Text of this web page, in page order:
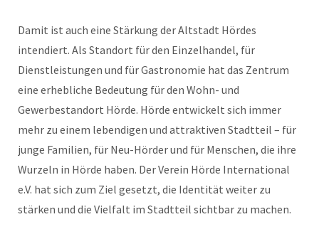
Damit ist auch eine Stärkung der Altstadt Hördes
intendiert. Als Standort für den Einzelhandel, für
Dienstleistungen und für Gastronomie hat das Zentrum
eine erhebliche Bedeutung für den Wohn- und
Gewerbestandort Hörde. Hörde entwickelt sich immer
mehr zu einem lebendigen und attraktiven Stadtteil – für
junge Familien, für Neu-Hörder und für Menschen, die ihre
Wurzeln in Hörde haben. Der Verein Hörde International
e.V. hat sich zum Ziel gesetzt, die Identität weiter zu
stärken und die Vielfalt im Stadtteil sichtbar zu machen.